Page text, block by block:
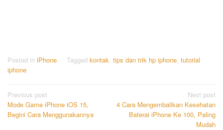
Posted in iPhone Tagged kontak tips dan trik hp iphone tutorial
iphone
Post
navigation
Previous post
Mode Game iPhone iOS 15,
Begini Cara Menggunakannya
Next post
4 Cara Mengembalikan Kesehatan
Baterai iPhone Ke 100, Paling
Mudah